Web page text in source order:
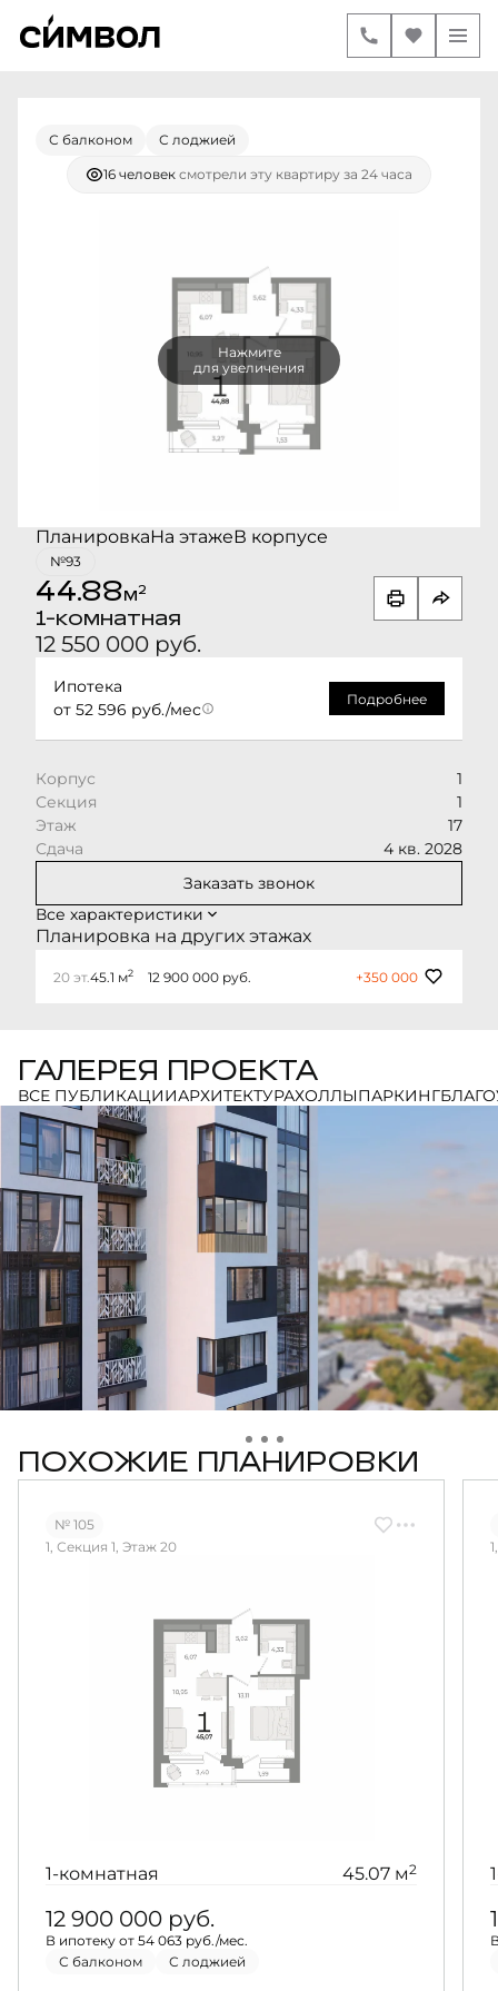
1-комнатная 44.88 м
12 550 000 руб.
Ипотека от 52 596 руб./мес.
С балконом С лоджией
16 человек смотрели эту квартиру за 24 часа
Нажмите
для увеличения
ПланировкаНа этажеВ корпусе
№93
44.88м2
1-комнатная
12 550 000 руб.
Ипотека
от 52 596 руб./мес
Подробнее
Корпус
1
Секция
1
Этаж
17
Сдача
4 кв. 2028
Заказать звонок
Все характеристики
Планировка на других этажах
20 эт.45.1 м2 12 900 000 руб. +350 000
ГАЛЕРЕЯ ПРОЕКТА
ВСЕ ПУБЛИКАЦИИАРХИТЕКТУРАХОЛЛЫПАРКИНГ
ПОХОЖИЕ ПЛАНИРОВКИ
№ 105
1, Секция 1, Этаж 20
1-комнатная 45.07 м2
12 900 000 руб.
В ипотеку от 54 063 руб./мес.
С балконом
С лоджией